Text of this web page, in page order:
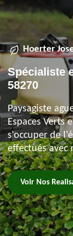
Hoerter
Spécialiste
58270
Paysagiste
Espaces
s'occuper de
effectués
Voir Nos